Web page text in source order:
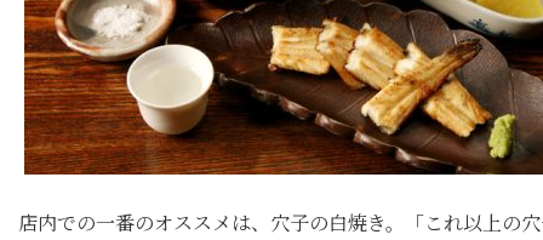
店内での一番のオススメは、穴子の白焼き。「これ以上の